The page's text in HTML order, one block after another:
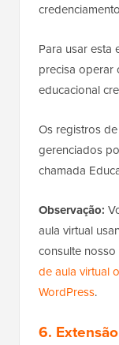
Para usar esta
precisa operar
educacional
Os registros
gerenciados
chamada
Observação:
aula virtual
consulte
de aula virtual
WordPress.
6.